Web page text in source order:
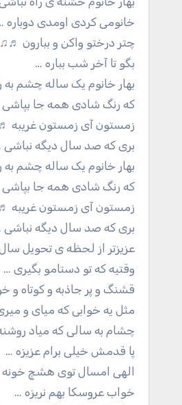
خانومی کردی اومدی دوباره
چتر درختو واکن و ببارون
بگو تا آخر شب بباره …
بهار خانوم یک ساله چشم
که رنگ شادی همه جا
زمستون آی زمستون غریبه
بری که صد سال دیگه نباشی
بهار خانوم یک ساله چشم
که رنگ شادی همه جا
زمستون آی زمستون غریبه
بری که صد سال دیگه نباشی
عزیزتر از لحظه ی تحویل
وقتیه که تو دستامو بگیری …
قشنگ و پر جاذبه و کوتاه
مثل یه خوابی که میای و
چشام به سالی که میاد
پا قدمش خیلی برام عزیزه …
الهی امسال توی هشچ
خواب عروسکا بهم نریزه …